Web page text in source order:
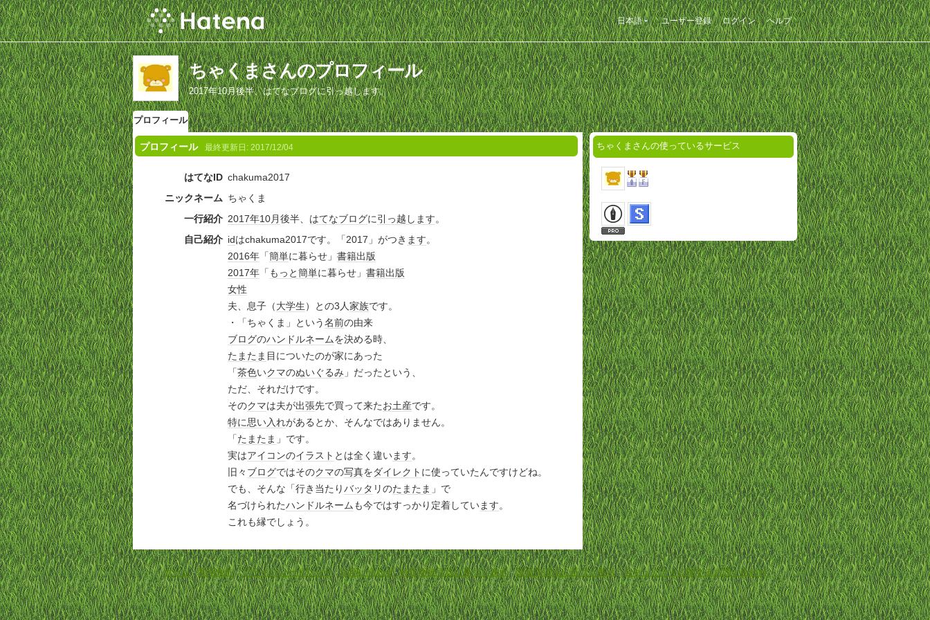
日本語 ユーザー登録 ログイン ヘルプ
ちゃくまさんのプロフィール
2017年10月後半、はてなブログに引っ越します。
プロフィール
プロフィール 最終更新日: 2017/12/04
はてなID chakuma2017
ニックネーム ちゃくま
一行紹介 2017年10月後半、 はてなブログに引っ越し ます。
自己紹介 idはchakuma2017です。「2017」がつき ます。
2016年 「簡単に暮らせ」 書籍出版
2017年 「 もっと簡単に暮らせ」 書籍出版
女性
夫、息子（大学生）との3人家族です。
・「ちゃくま」という名前の由来
ブログのハンドルネームを決める時、
たまたま 目についたのが家にあった
「茶色いクマのぬいぐるみ 」だったという、
ただ、それだけです。
そのクマは夫が出張先で買って来たお土産です。
特に思い入れがあるとか、そんなではありません。
「たまたま 」です。
実はアイコンのイラスト とは全く違います。
旧々 ブログではそのクマの写真をダイレクト に使っていたんですけどね。
でも、そんな「行き当たりバッタ リのたまたま 」で
名づけられたハンドルネームも今ではすっかり定着しています。
これも縁でしょう。
ちゃくまさんの使っているサービス
ホーム-利用規約-プライバシーポリシー-お問い合わせ-特定商取引法に基づく表示-資金決済法に基づく表示-セキュリティに関するお問い合わせ